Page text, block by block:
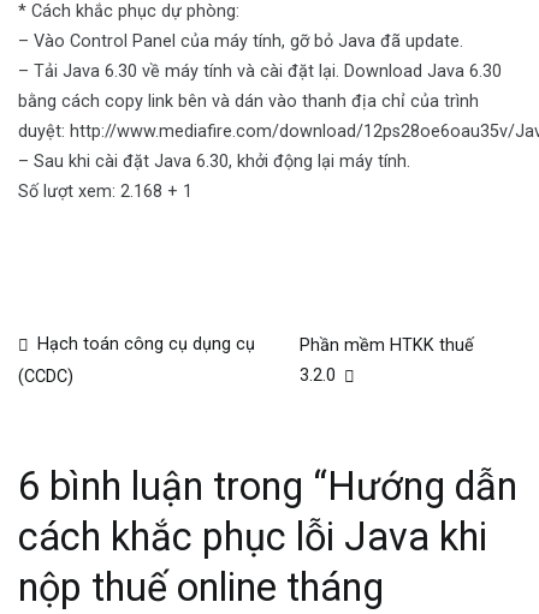
* Cách khắc phục dự phòng:
– Vào Control Panel của máy tính, gỡ bỏ Java đã update.
– Tải Java 6.30 về máy tính và cài đặt lại. Download Java 6.30
bằng cách copy link bên và dán vào thanh địa chỉ của trình
duyệt: http://www.mediafire.com/download/12ps28oe6oau35v/
– Sau khi cài đặt Java 6.30, khởi động lại máy tính.
Số lượt xem: 2.168 + 1
Hạch toán công cụ dụng cụ
(CCDC)
Phần mềm HTKK thuế
3.2.0
6 bình luận trong “Hướng dẫn
cách khắc phục lỗi Java khi
nộp thuế online tháng